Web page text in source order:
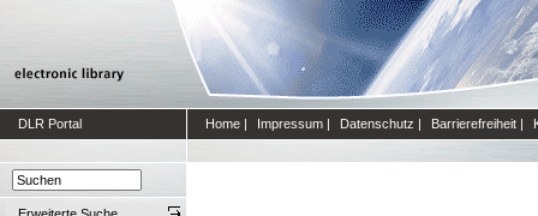
DLR Portal Home | Impressum | Datenschutz | Barrierefreiheit |